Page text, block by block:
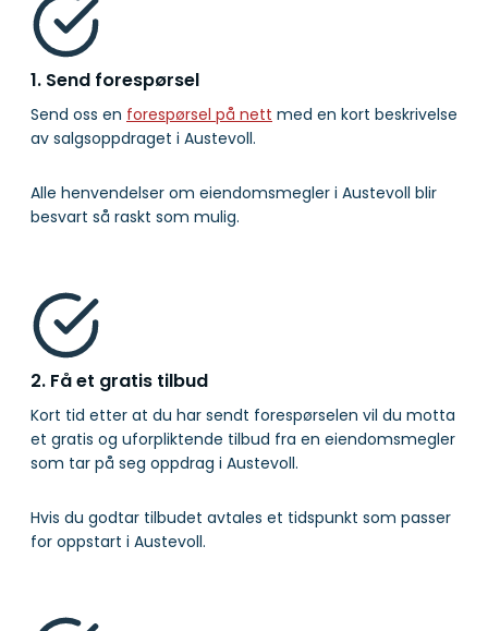
1. Send forespørsel
Send oss en forespørsel på nett med en kort beskrivelse
av salgsoppdraget i Austevoll.
Alle henvendelser om eiendomsmegler i Austevoll blir
besvart så raskt som mulig.
2. Få et gratis tilbud
Kort tid etter at du har sendt forespørselen vil du motta
et gratis og uforpliktende tilbud fra en eiendomsmegler
som tar på seg oppdrag i Austevoll.
Hvis du godtar tilbudet avtales et tidspunkt som passer
for oppstart i Austevoll.